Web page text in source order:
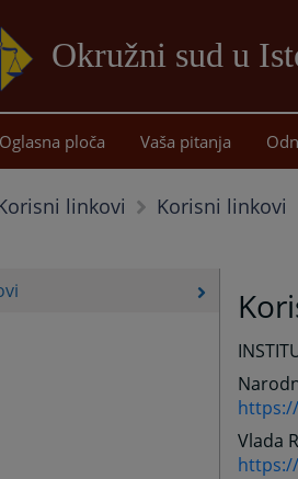
Okružni sud u
Oglasna ploča Vaša pitanja
linkovi Korisni linkovi
Vlada